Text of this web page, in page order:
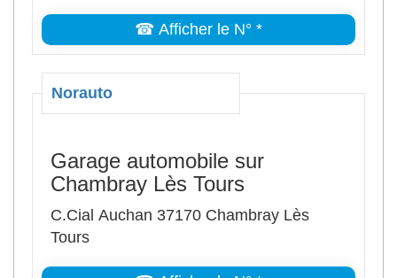
☎ Afficher le N° *
Norauto
Garage automobile sur
Chambray Lès Tours
C.Cial Auchan 37170 Chambray Lès
Tours